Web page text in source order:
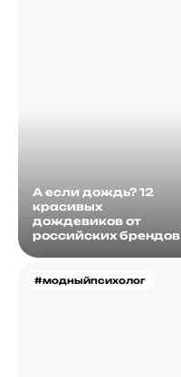
А если дождь? 12
красивых
дождевиков от
российских брендов
#модныйпсихолог